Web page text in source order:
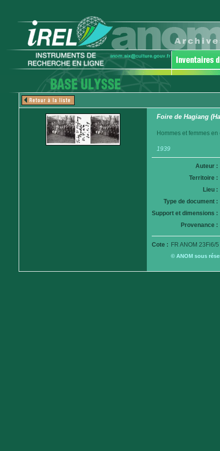
Foire de Hagiang
Hommes et femmes
1939
Auteur :
Territoire :
Lieu :
Type de document :
Support et dimensions :
Provenance :
Cote : FR ANOM 23Fi6/5
© ANOM sous